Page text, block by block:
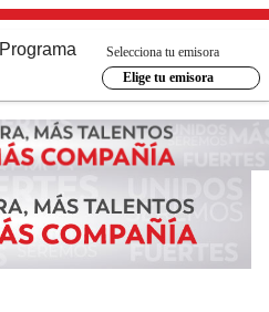
Programa
Selecciona tu emisora
Elige tu emisora